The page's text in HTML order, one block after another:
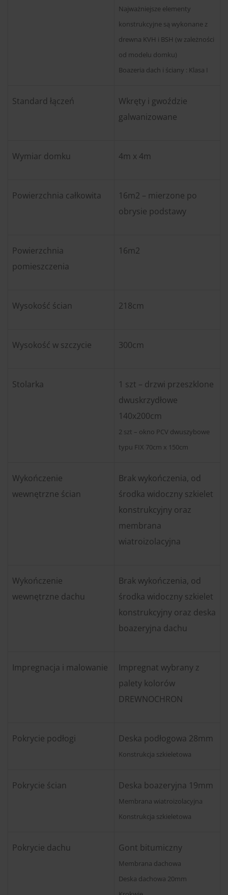
Najważniejsze elementy
konstrukcyjne są wykonane z
drewna KVH i BSH (w zależności
od modelu domku)
Boazeria dach i ściany : Klasa I
Standard łączeń
Wkręty i gwoździe
galwanizowane
Wymiar domku 4m x 4m
Powierzchnia całkowita
16m2 – mierzone po
obrysie podstawy
Powierzchnia
pomieszczenia
16m2
Wysokość ścian 218cm
Wysokość w szczycie 300cm
Stolarka
1 szt – drzwi przeszklone
dwuskrzydłowe
140x200cm
2 szt – okno PCV dwuszybowe
typu FIX 70cm x 150cm
Wykończenie
wewnętrzne ścian
Brak wykończenia, od
środka widoczny szkielet
konstrukcyjny oraz
membrana
wiatroizolacyjna
Wykończenie
wewnętrzne dachu
Brak wykończenia, od
środka widoczny szkielet
konstrukcyjny oraz deska
boazeryjna dachu
Impregnacja i malowanie
Impregnat wybrany z
palety kolorów
DREWNOCHRON
Pokrycie podłogi Deska podłogowa 28mm
Konstrukcja szkieletowa
Pokrycie ścian Deska boazeryjna 19mm
Membrana wiatroizolacyjna
Konstrukcja szkieletowa
Pokrycie dachu Gont bitumiczny
Membrana dachowa
Deska dachowa 20mm